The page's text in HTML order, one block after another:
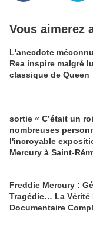
Vous aimerez
L'anecdote
Rea inspire malgré
classique de Queen
sortie « C’était un
nombreuses
l'incroyable
Mercury à Saint-
Freddie Mercury :
Tragédie… La Vérité
Documentaire